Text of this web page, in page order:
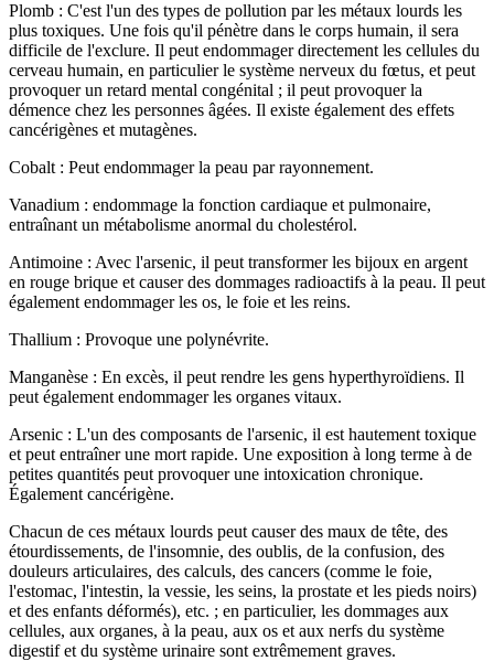
Plomb : C'est l'un des types de pollution par les métaux lourds les
plus toxiques. Une fois qu'il pénètre dans le corps humain, il sera
difficile de l'exclure. Il peut endommager directement les cellules du
cerveau humain, en particulier le système nerveux du fœtus, et peut
provoquer un retard mental congénital ; il peut provoquer la
démence chez les personnes âgées. Il existe également des effets
cancérigènes et mutagènes.
Cobalt : Peut endommager la peau par rayonnement.
Vanadium : endommage la fonction cardiaque et pulmonaire,
entraînant un métabolisme anormal du cholestérol.
Antimoine : Avec l'arsenic, il peut transformer les bijoux en argent
en rouge brique et causer des dommages radioactifs à la peau. Il peut
également endommager les os, le foie et les reins.
Thallium : Provoque une polynévrite.
Manganèse : En excès, il peut rendre les gens hyperthyroïdiens. Il
peut également endommager les organes vitaux.
Arsenic : L'un des composants de l'arsenic, il est hautement toxique
et peut entraîner une mort rapide. Une exposition à long terme à de
petites quantités peut provoquer une intoxication chronique.
Également cancérigène.
Chacun de ces métaux lourds peut causer des maux de tête, des
étourdissements, de l'insomnie, des oublis, de la confusion, des
douleurs articulaires, des calculs, des cancers (comme le foie,
l'estomac, l'intestin, la vessie, les seins, la prostate et les pieds noirs)
et des enfants déformés), etc. ; en particulier, les dommages aux
cellules, aux organes, à la peau, aux os et aux nerfs du système
digestif et du système urinaire sont extrêmement graves.